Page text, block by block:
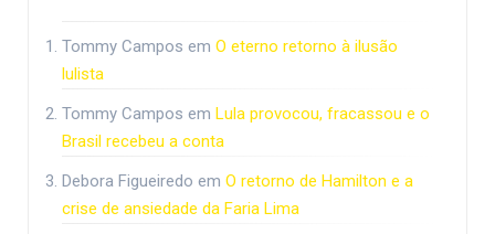
Tommy Campos em O eterno retorno à ilusão
lulista
Tommy Campos em Lula provocou, fracassou e o
Brasil recebeu a conta
Debora Figueiredo em O retorno de Hamilton e a
crise de ansiedade da Faria Lima